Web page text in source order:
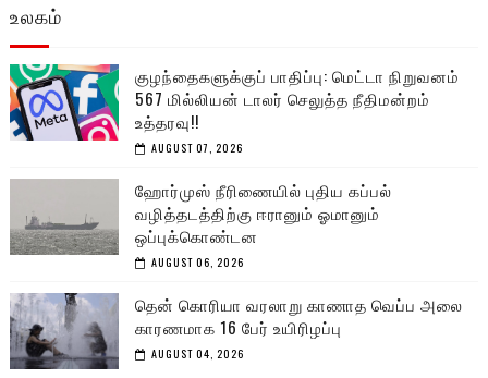
உலகம்
குழந்தைகளுக்குப் பாதிப்பு: மெட்டா நிறுவனம்
567 மில்லியன் டாலர் செலுத்த நீதிமன்றம்
உத்தரவு!!
AUGUST 07, 2026
ஹோர்முஸ் நீரிணையில் புதிய கப்பல்
வழித்தடத்திற்கு ஈரானும் ஓமானும்
ஒப்புக்கொண்டன
AUGUST 06, 2026
தென் கொரியா வரலாறு காணாத வெப்ப அலை
காரணமாக 16 பேர் உயிரிழப்பு
AUGUST 04, 2026